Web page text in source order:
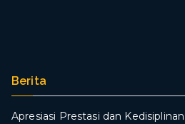
Berita
Apresiasi Prestasi dan